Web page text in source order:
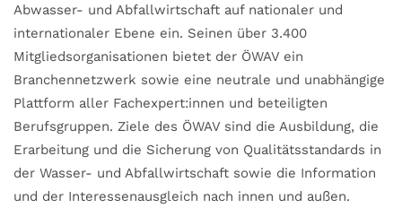
Abwasser- und Abfallwirtschaft auf nationaler und
internationaler Ebene ein. Seinen über 3.400
Mitgliedsorganisationen bietet der ÖWAV ein
Branchennetzwerk sowie eine neutrale und unabhängige
Plattform aller Fachexpert:innen und beteiligten
Berufsgruppen. Ziele des ÖWAV sind die Ausbildung, die
Erarbeitung und die Sicherung von Qualitätsstandards in
der Wasser- und Abfallwirtschaft sowie die Information
und der Interessenausgleich nach innen und außen.